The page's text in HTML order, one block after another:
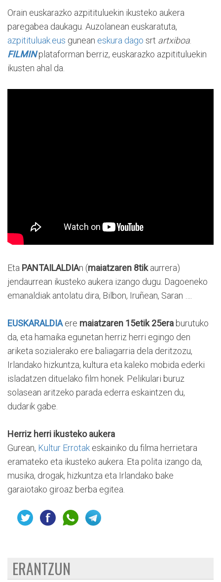
Orain euskarazko azpitituluekin ikusteko aukera
paregabea daukagu. Auzolanean euskaratuta,
azpitituluak.eus gunean eskura dago srt artxiboa
FILMIN plataforman berriz, euskarazko azpitituluekin
ikusten ahal da.
Eta PANTAILALDIAn (maiatzaren 8tikaurrera)
jendaurrean ikusteko aukera izango dugu. Dagoeneko
emanaldiak antolatu dira, Bilbon, Iruñean, Saran ….
EUSKARALDIA ere maiatzaren 15etik 25era burutuko
da, eta hamaika egunetan herriz herri egingo den
ariketa sozialerako ere baliagarria dela deritzozu,
Irlandako hizkuntza, kultura eta kaleko mobida ederki
isladatzen dituelako film honek. Pelikulari buruz
solasean aritzeko parada ederra eskaintzen du,
dudarik gabe.
Herriz herri ikusteko aukera
Gurean, Kultur Errotak eskainiko du filma herrietara
eramateko eta ikusteko aukera. Eta polita izango da,
musika, drogak, hizkuntza eta Irlandako bake
garaiotako giroaz berba egitea.
ERANTZUN